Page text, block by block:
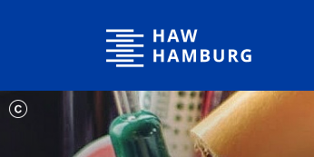
Hochschule für Angewandte